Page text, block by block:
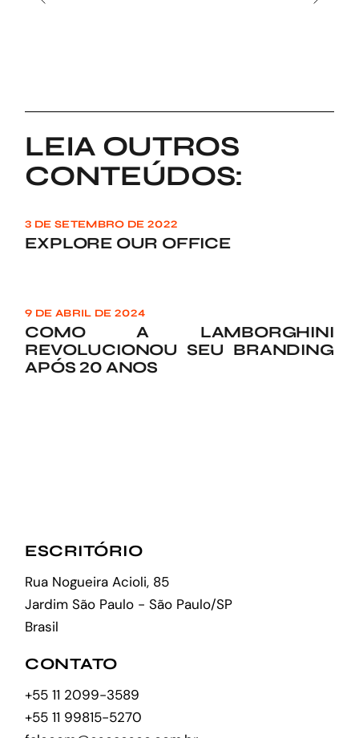
LEIA OUTROS
CONTEÚDOS:
3 DE SETEMBRO DE 2022
EXPLORE OUR OFFICE
9 DE ABRIL DE 2024
COMO A LAMBORGHINI
REVOLUCIONOU SEU BRANDING
APÓS 20 ANOS
ESCRITÓRIO
Rua Nogueira Acioli, 85
Jardim São Paulo - São Paulo/SP
Brasil
CONTATO
+55 11 2099-3589
+55 11 99815-5270